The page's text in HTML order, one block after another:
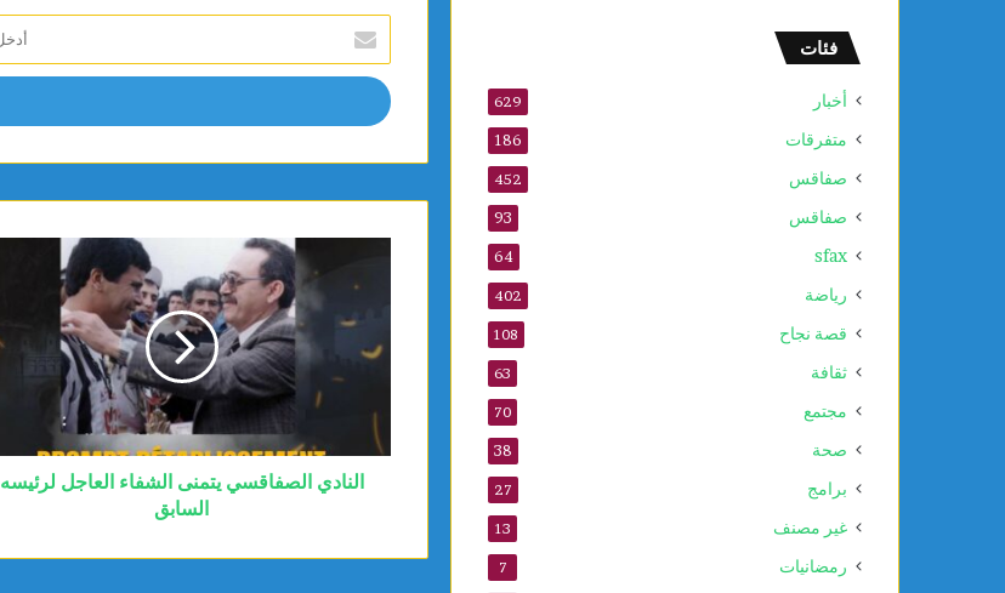
بريدك
الإلكتروني
النادي الصفاقسي يتمنى الشفاء العاجل لرئيسه
السابق
فئات
أخبار 629
متفرقات 186
صفاقس 452
صفاقس 93
sfax
64
رياضة 402
قصة نجاح 108
ثقافة 63
مجتمع 70
صحة 38
برامج 27
غير مصنف 13
رمضانيات 7